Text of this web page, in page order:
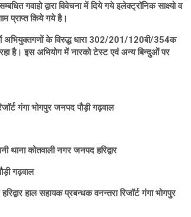
गवाहो द्वारा विवेचना में दिये गये इलेक्ट्रॉनिक साक्ष्यो व
प्राप्त किये गये है।
अभियुक्तगणों के विरुद्ध धारा 302/201/120बी/354क
है। इस अभियोग में नारको टेस्ट एवं अन्य बिन्दुओं पर
गंगा भोगपुर जनपद पौड़ी गढ़वाल
कोतवाली नगर जनपद हरिद्वार
गढ़वाल
हाल सहायक प्रबन्धक वनन्तरा रिजॉर्ट गंगा भोगपुर